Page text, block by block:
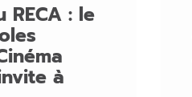
RECA : le
à